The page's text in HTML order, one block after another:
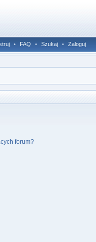
• FAQ • Szukaj • Zaloguj
forum?